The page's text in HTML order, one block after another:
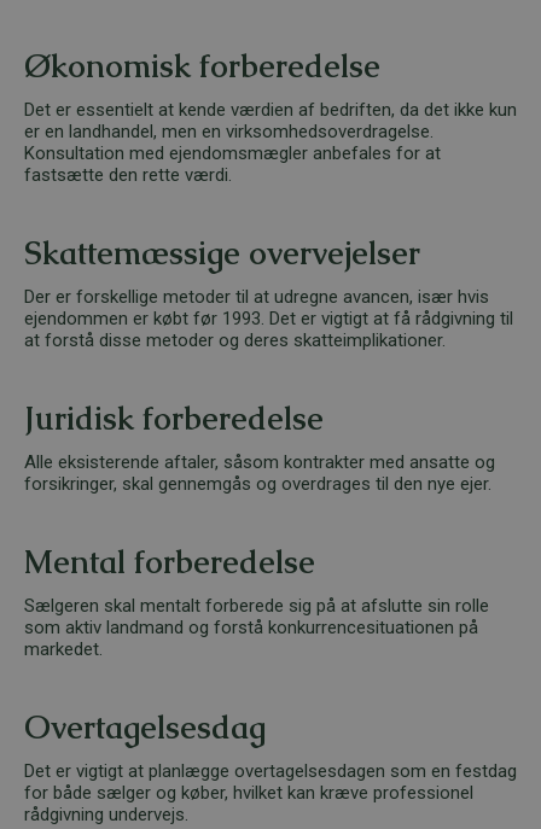
Økonomisk forberedelse
Det er essentielt at kende værdien af bedriften, da det ikke kun
er en landhandel, men en virksomhedsoverdragelse.
Konsultation med ejendomsmægler anbefales for at
fastsætte den rette værdi.
Skattemæssige overvejelser
Der er forskellige metoder til at udregne avancen, især hvis
ejendommen er købt før 1993. Det er vigtigt at få rådgivning til
at forstå disse metoder og deres skatteimplikationer.
Juridisk forberedelse
Alle eksisterende aftaler, såsom kontrakter med ansatte og
forsikringer, skal gennemgås og overdrages til den nye ejer.
Mental forberedelse
Sælgeren skal mentalt forberede sig på at afslutte sin rolle
som aktiv landmand og forstå konkurrencesituationen på
markedet.
Overtagelsesdag
Det er vigtigt at planlægge overtagelsesdagen som en festdag
for både sælger og køber, hvilket kan kræve professionel
rådgivning undervejs.